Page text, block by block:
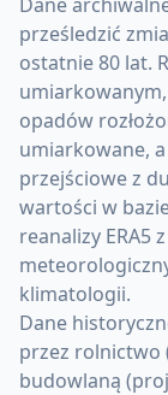
prześledzić
ostatnie 80 lat.
opadów
umiarkowane,
przejściowe z
wartości w
reanalizy ERA5
klimatologii.
Dane
przez rolnictwo
budowlaną